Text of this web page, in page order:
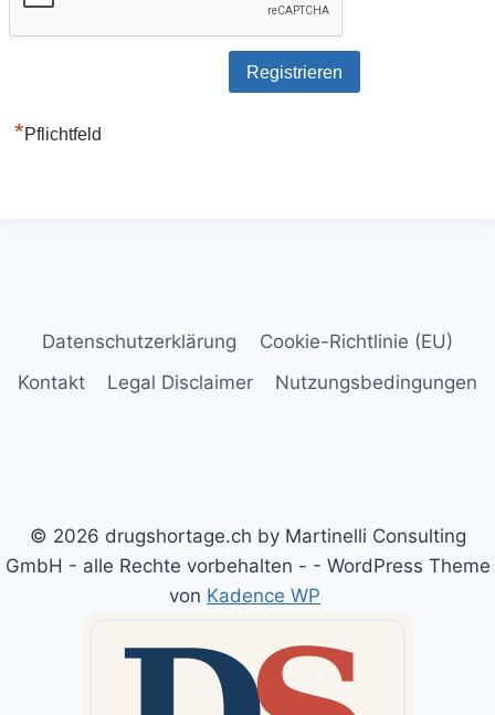
*Pflichtfeld
Datenschutzerklärung
Cookie-Richtlinie (EU)
Kontakt
Legal Disclaimer Nutzungsbedingungen
© 2026 drugshortage.ch by Martinelli Consulting
GmbH - alle Rechte vorbehalten - - WordPress Theme
von Kadence WP